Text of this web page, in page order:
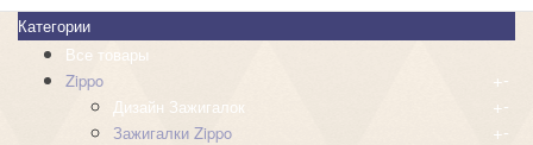
Категории
Все товары
Zippo
+-
Дизайн Зажигалок +-
Зажигалки Zippo +-